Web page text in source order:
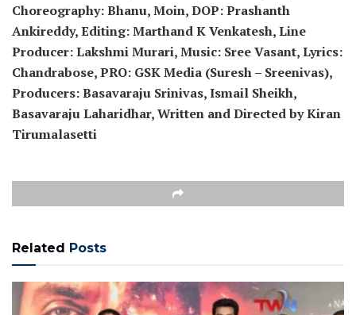
Choreography: Bhanu, Moin, DOP: Prashanth
Ankireddy, Editing: Marthand K Venkatesh, Line
Producer: Lakshmi Murari, Music: Sree Vasant, Lyrics:
Chandrabose, PRO: GSK Media (Suresh – Sreenivas),
Producers: Basavaraju Srinivas, Ismail Sheikh,
Basavaraju Laharidhar, Written and Directed by Kiran
Tirumalasetti
Related Posts